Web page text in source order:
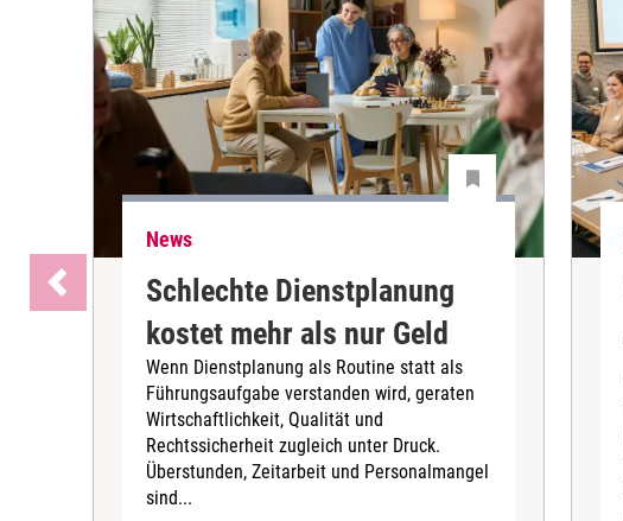
News
Schlechte Dienstplanung
kostet mehr als nur Geld
Wenn Dienstplanung als Routine statt als
Führungsaufgabe verstanden wird, geraten
Wirtschaftlichkeit, Qualität und
Rechtssicherheit zugleich unter Druck.
Überstunden, Zeitarbeit und Personalmangel
sind...